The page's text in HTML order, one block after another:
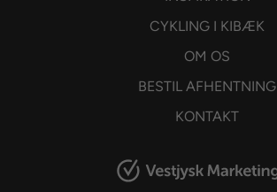
CYKLING I KIBÆK
OM OS
BESTIL AFHENTNING
KONTAKT